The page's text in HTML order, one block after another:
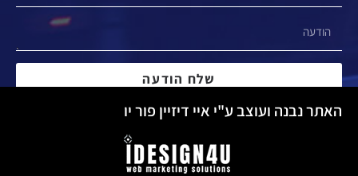
שלח הודעה
האתר נבנה ועוצב ע"י איי דיזיין פור יו